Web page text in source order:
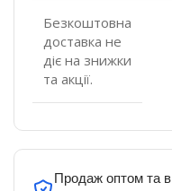
Безкоштовна
доставка не
діє на знижки
та акції.
Продаж оптом та в